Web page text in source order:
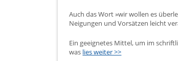
Auch das Wort »wir wollen es
Neigungen und Vorsätzen leicht
Ein geeignetes Mittel, um im
was lies weiter >>